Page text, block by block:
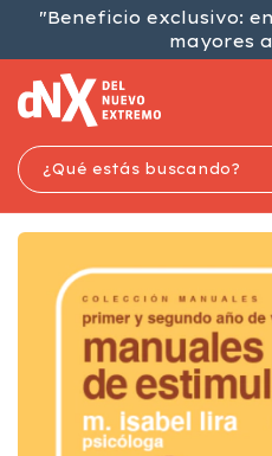
"Beneficio exclusivo:
mayores